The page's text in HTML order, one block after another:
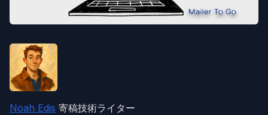
Noah Edis 寄稿技術ライター